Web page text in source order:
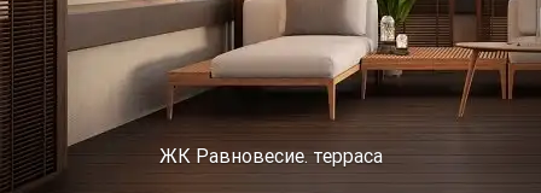
ЖК Равновесие. терраса